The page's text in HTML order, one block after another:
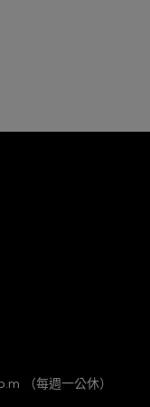
（每週一公休）